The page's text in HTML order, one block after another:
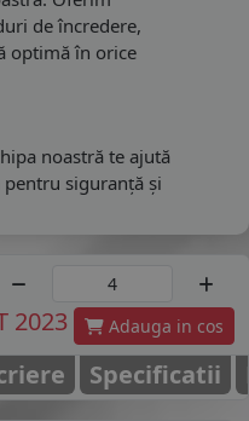
de încredere,
optimă în orice
noastră te ajută
siguranță și
2023 Adauga in cos
Specificatii